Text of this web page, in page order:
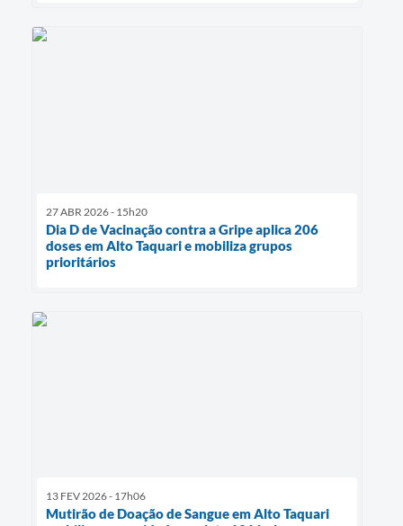
27 ABR 2026 - 15h20
Dia D de Vacinação contra a Gripe aplica 206
doses em Alto Taquari e mobiliza grupos
prioritários
13 FEV 2026 - 17h06
Mutirão de Doação de Sangue em Alto Taquari